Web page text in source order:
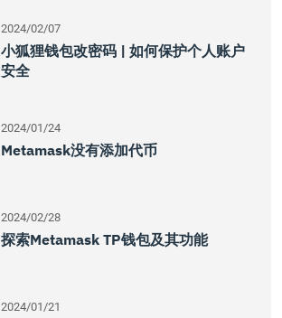
2024/02/07
小狐狸钱包改密码 | 如何保护个人账户
安全
2024/01/24
Metamask没有添加代币
2024/02/28
探索Metamask TP钱包及其功能
2024/01/21